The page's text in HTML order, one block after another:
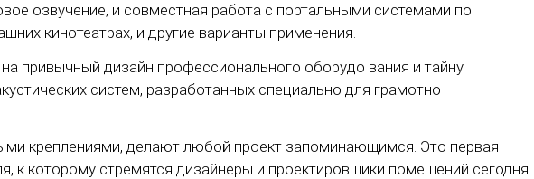
озвучение, и совместная работа с портальными системами по
кинотеатрах, и другие варианты применения.
привычный дизайн профессионального оборудо вания и тайну
систем, разработанных специально для грамотно
креплениями, делают любой проект запоминающимся. Это первая
к которому стремятся дизайнеры и проектировщики помещений сегодня.